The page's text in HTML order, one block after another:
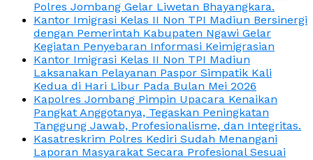
Polres Jombang Gelar Liwetan Bhayangkara.
Kantor Imigrasi Kelas II Non TPI Madiun Bersinergi
dengan Pemerintah Kabupaten Ngawi Gelar
Kegiatan Penyebaran Informasi Keimigrasian
Kantor Imigrasi Kelas II Non TPI Madiun
Laksanakan Pelayanan Paspor Simpatik Kali
Kedua di Hari Libur Pada Bulan Mei 2026
Kapolres Jombang Pimpin Upacara Kenaikan
Pangkat Anggotanya, Tegaskan Peningkatan
Tanggung Jawab, Profesionalisme, dan Integritas.
Kasatreskrim Polres Kediri Sudah Menangani
Laporan Masyarakat Secara Profesional Sesuai